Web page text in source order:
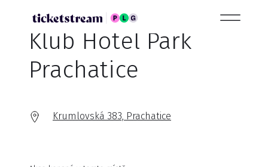
Klub Hotel Park
Prachatice
Krumlovská 383, Prachatice